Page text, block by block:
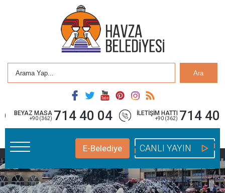
Ara
İLETİŞİM HATTI
+90 (362) 714 40
BEYAZ MASA
+90 (362) 714 40 04
E-Belediye CANLI YAYIN